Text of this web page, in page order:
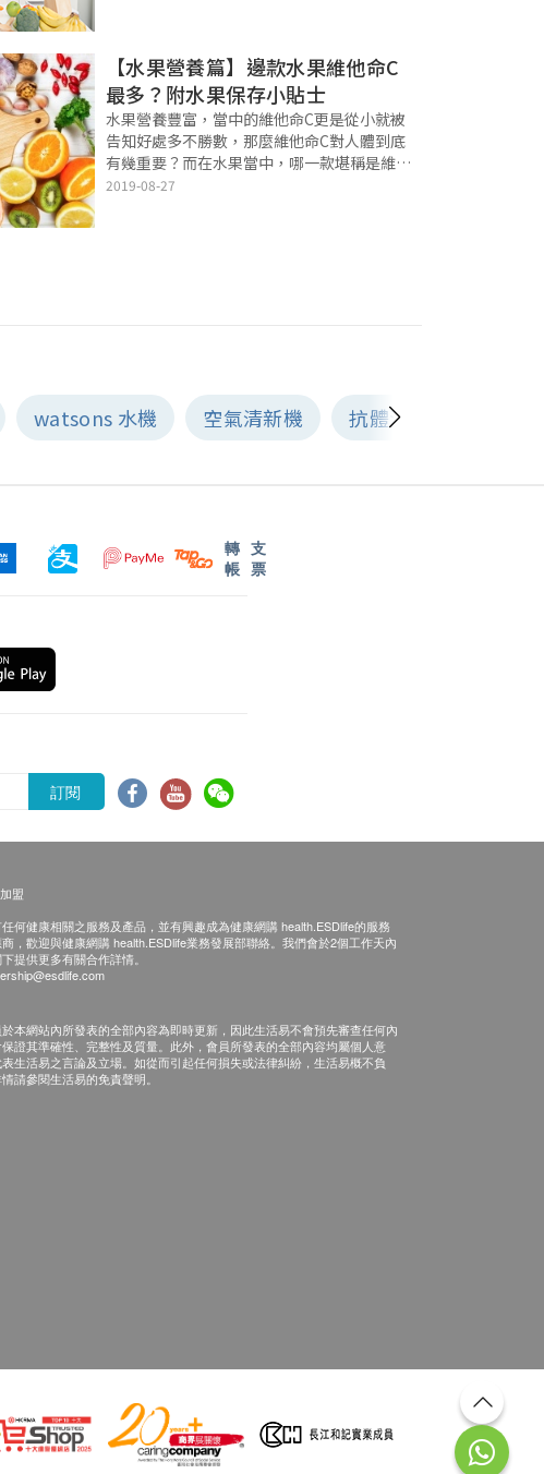
【水果營養篇】邊款水果維他命C
最多？附水果保存小貼士
水果營養豐富，當中的維他命C更是從小就被
告知好處多不勝數，那麼維他命C對人體到底
有幾重要？而在水果當中，哪一款堪稱是維他
命C之王？最後本文將為你揭示不可不知的水
2019-08-27
watsons 水機 空氣清新機 抗體測試
轉
帳
支
票
訂閱
盟
何健康相關之服務及產品，並有興趣成為健康網購 health.ESDlife的服務
，歡迎與健康網購 health.ESDlife業務發展部聯絡。我們會於2個工作天內
提供更多有關合作詳情。
本網站內所發表的全部內容為即時更新，因此生活易不會預先審查任何內
證其準確性、完整性及質量。此外，會員所發表的全部內容均屬個人意
表生活易之言論及立場。如從而引起任何損失或法律糾紛，生活易概不負
請參閱生活易的免責聲明。